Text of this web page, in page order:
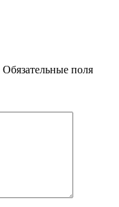
Обязательные поля